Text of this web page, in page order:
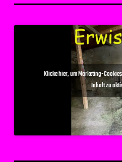
Klicke hier, um Marketing-
Inhalt zu